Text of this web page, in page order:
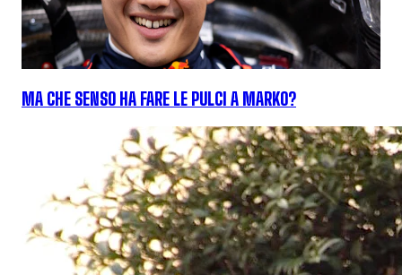
MA CHE SENSO HA FARE LE PULCI A MARKO?